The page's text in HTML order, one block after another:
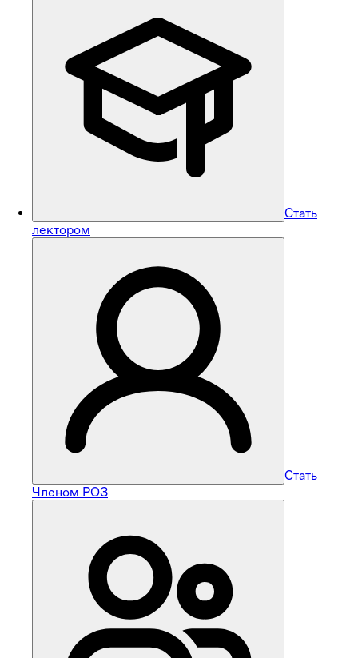
Стать
лектором
Стать
Членом РОЗ